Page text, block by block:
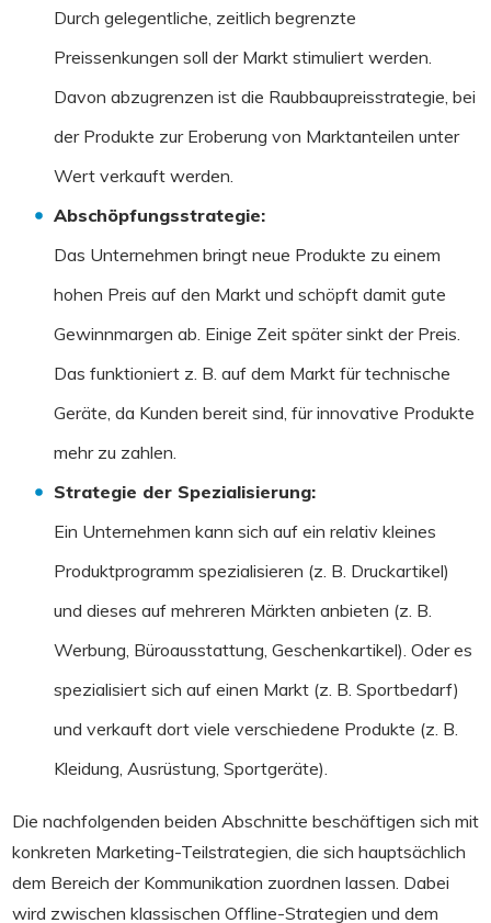
Durch gelegentliche, zeitlich begrenzte
Preissenkungen soll der Markt stimuliert werden.
Davon abzugrenzen ist die Raubbaupreisstrategie, bei
der Produkte zur Eroberung von Marktanteilen unter
Wert verkauft werden.
Abschöpfungsstrategie:
Das Unternehmen bringt neue Produkte zu einem
hohen Preis auf den Markt und schöpft damit gute
Gewinnmargen ab. Einige Zeit später sinkt der Preis.
Das funktioniert z. B. auf dem Markt für technische
Geräte, da Kunden bereit sind, für innovative Produkte
mehr zu zahlen.
Strategie der Spezialisierung:
Ein Unternehmen kann sich auf ein relativ kleines
Produktprogramm spezialisieren (z. B. Druckartikel)
und dieses auf mehreren Märkten anbieten (z. B.
Werbung, Büroausstattung, Geschenkartikel). Oder es
spezialisiert sich auf einen Markt (z. B. Sportbedarf)
und verkauft dort viele verschiedene Produkte (z. B.
Kleidung, Ausrüstung, Sportgeräte).
Die nachfolgenden beiden Abschnitte beschäftigen sich mit
konkreten Marketing-Teilstrategien, die sich hauptsächlich
dem Bereich der Kommunikation zuordnen lassen. Dabei
wird zwischen klassischen Offline-Strategien und dem